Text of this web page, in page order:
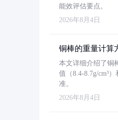
能效评估要点。
2026年8月4日
铜棒的重量计算
本文详细介绍了铜
值（8.4-8.7g/cm³
准。
2026年8月4日